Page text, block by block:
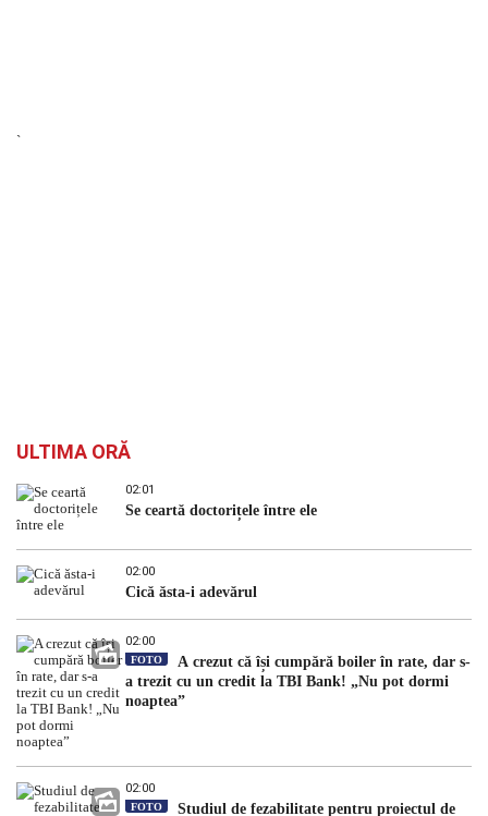
`
ULTIMA ORĂ
02:01
Se ceartă doctorițele între ele
02:00
Cică ăsta-i adevărul
02:00
FOTO
A crezut că își cumpără boiler în rate, dar s-
a trezit cu un credit la TBI Bank! „Nu pot dormi
noaptea”
02:00
FOTO
Studiul de fezabilitate pentru proiectul de